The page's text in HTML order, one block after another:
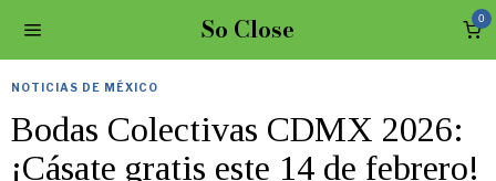
So Close 0
NOTICIAS DE MÉXICO
Bodas Colectivas CDMX 2026:
¡Cásate gratis este 14 de febrero!